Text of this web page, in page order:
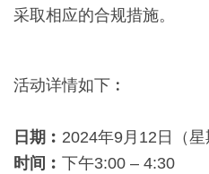
采取相应的合规措施。
活动详情如下︰
日期︰ 2024年9月12日（星
时间︰ 下午3:00 – 4:30